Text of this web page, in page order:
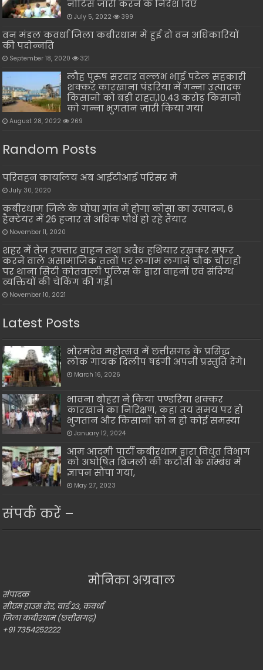
नोटिस जारी करने के निर्देश दिए
July 5, 2022 399
वन मंडल कवर्धा जिला कबीरधाम में हुई दो वन अधिकारियों
की पदोन्नति
September 18, 2020 321
लौह पुरुष सरदार वल्लभ भाई पटेल सहकारी
शक्कर कारखाना पंडरिया में गन्ना उत्पादक
किसानों को बड़ी राहत,10.43 करोड़ किसानों
को गन्ना भुगतान ज़ारी किया गया
August 28, 2022 269
Random Posts
परिवहन कार्यालय अब आईटीआई परिसर मे
July 30, 2020
कबीरधाम जिले के घोंघा गांव में होगा कोसा का उत्पादन, 6
हैक्टेयर में 26 हजार से अधिक पौधें हो रहे तैयार
November 11, 2020
शहर में तेज रफ्तार वाहन तथा अवैध हथियार रखकर सफर
करने वाले असामाजिक तत्वों पर लगाम लगाने चौक चौराहों
पर थाना सिटी कोतवाली पुलिस के द्वारा वाहनों एवं संदिग्ध
व्यक्तियों की चेकिंग की गई।
November 10, 2021
Latest Posts
भोरमदेव महोत्सव में छत्तीसगढ़ के प्रसिद्ध
लोक गायक दिलीप षडंगी अपनी प्रस्तुति देंगे।
March 16, 2026
भावना बोहरा ने किया पण्डरिया शक्कर
कारखाने का निरिक्षण, कहा तय समय पर हो
भुगतान और किसानों को न हो कोई समस्या
January 12, 2024
आम आदमी पार्टी कबीरधाम द्वारा विधुत विभाग
को अघोषित बिजली की कटौती के सम्बंध में
ज्ञापन सौंपा गया,
May 27, 2023
संपर्क करें –
मोनिका अग्रवाल
संपादक
सीएम हाउस रोड, वार्ड 23, कवर्धा
जिला कबीरधाम (छत्तीसगढ़)
+91 7354252222